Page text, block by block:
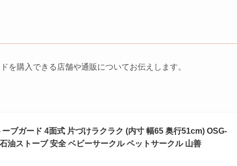
を購入できる店舗や通販についてお伝えします。
ーブガード 4面式 片づけラクラク (内寸 幅65 奥行51cm) OSG-
油ストーブ 安全 ベビーサークル ペットサークル 山善